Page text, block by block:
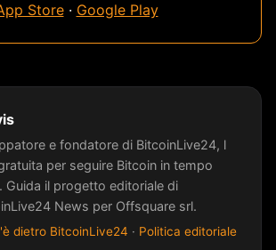
Store· Google Play
e fondatore di BitcoinLive24, l
per seguire Bitcoin in tempo
Guida il progetto editoriale di
News per Offsquare srl.
dietro BitcoinLive24 · Politica editoriale